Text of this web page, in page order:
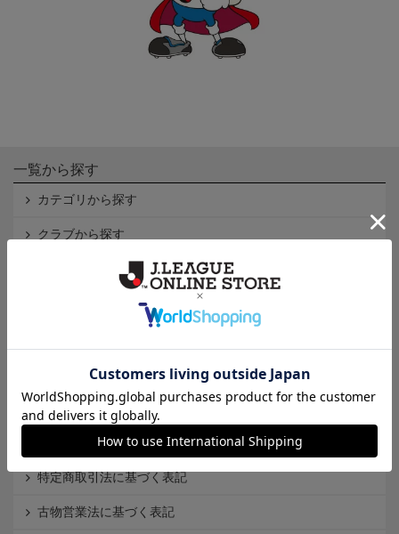
一覧から探す
カテゴリから探す
クラブから探す
Ｊ2
インフォメーション
個人情報保護方針
Cookieポリシー
特定商取引法に基づく表記
古物営業法に基づく表記